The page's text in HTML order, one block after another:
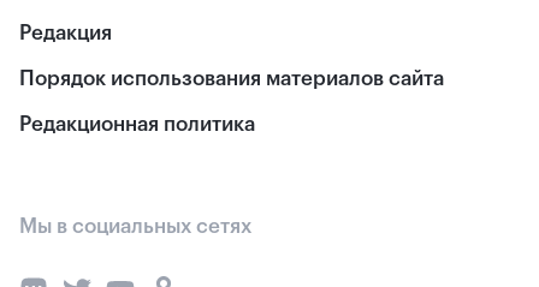
Редакция
Порядок использования материалов сайта
Редакционная политика
Мы в социальных сетях